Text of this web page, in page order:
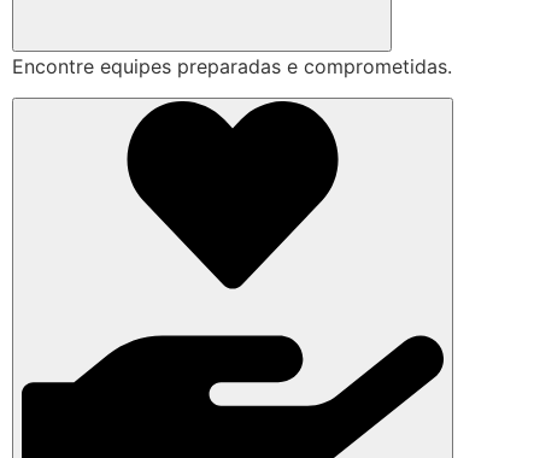
Encontre equipes preparadas e comprometidas.